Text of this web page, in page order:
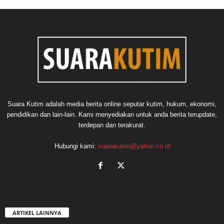
Suara Kutim adalah media berita online seputar kutim, hukum, ekonomi,
pendidikan dan lain-lain. Kami menyediakan untuk anda berita terupdate,
terdepan dan terakurat.
Hubungi kami: suarakutim@yahoo.co.id
ARTIKEL LAINNYA